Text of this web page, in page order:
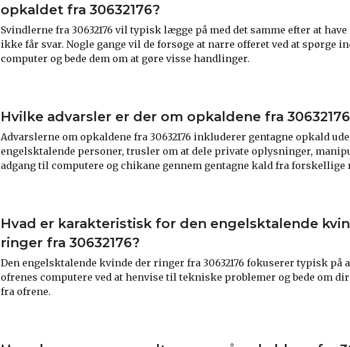
opkaldet fra 30632176?
Svindlerne fra 30632176 vil typisk lægge på med det samme efter at
ikke får svar. Nogle gange vil de forsøge at narre offeret ved at spørge
computer og bede dem om at gøre visse handlinger.
Hvilke advarsler er der om opkaldene fra
Advarslerne om opkaldene fra 30632176 inkluderer gentagne opkald
engelsktalende personer, trusler om at dele private oplysninger,
adgang til computere og chikane gennem gentagne kald fra forskellige
Hvad er karakteristisk for den engelsktalende
ringer fra 30632176?
Den engelsktalende kvinde der ringer fra 30632176 fokuserer typisk på
ofrenes computere ved at henvise til tekniske problemer og bede om
fra ofrene.